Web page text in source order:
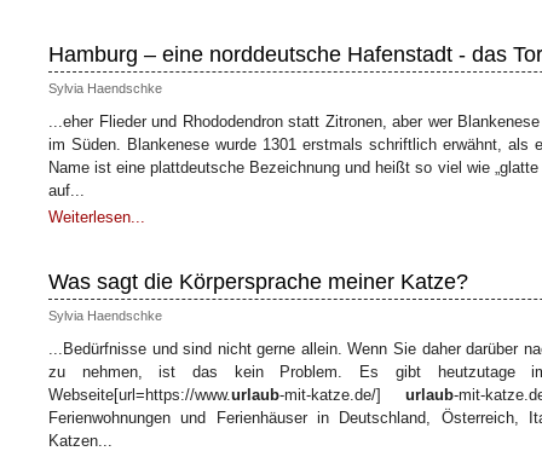
Hamburg – eine norddeutsche Hafenstadt - das
Sylvia Haendschke
...eher Flieder und Rhododendron statt Zitronen, aber wer
im Süden. Blankenese wurde 1301 erstmals schriftlich erwähnt, als
Name ist eine plattdeutsche Bezeichnung und heißt so viel wie
auf...
Weiterlesen...
Was sagt die Körpersprache meiner Katze?
Sylvia Haendschke
...Bedürfnisse und sind nicht gerne allein. Wenn Sie daher darüber
zu nehmen, ist das kein Problem. Es gibt heutzutage
Webseite[url=https://www.urlaub-mit-katze.de/] urlaub-mit-
Ferienwohnungen und Ferienhäuser in Deutschland, Österreich,
Katzen...